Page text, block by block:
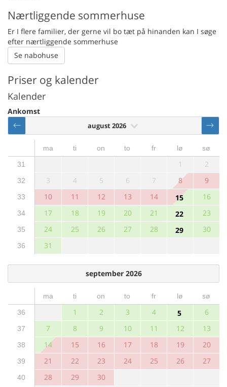
Nærtliggende sommerhuse
Er I flere familier, der gerne vil bo tæt på hinanden kan I søge
efter nærtliggende sommerhuse
Se nabohuse
Priser og kalender
Kalender
Ankomst
august 2026
ma ti on to fr lø
sø
31
1 2
32 3 4 5 6 7 8 9
33 10 11 12 13 14 15 16
34 17 18 19 20 21 22 23
35 24 25 26 27 28 29 30
36 31
september 2026
ma ti on to fr lø
sø
36
1 2 3 4 5 6
37 7 8 9 10 11 12 13
38 14 15 16 17 18 19 20
39 21 22 23 24 25 26 27
40 28 29 30